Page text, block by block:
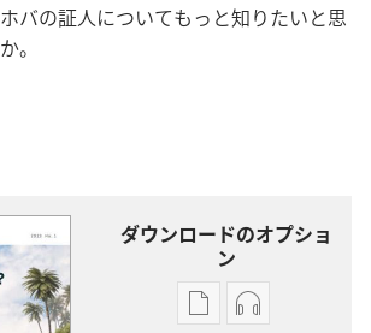
バの証人についてもっと知りたいと思
。
ダウンロードのオプショ
ン
出
オー